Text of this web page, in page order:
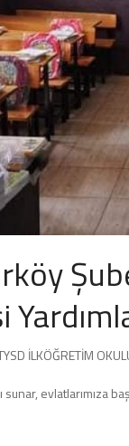
İLKÖĞRETİM
sunar, evlatlarımıza